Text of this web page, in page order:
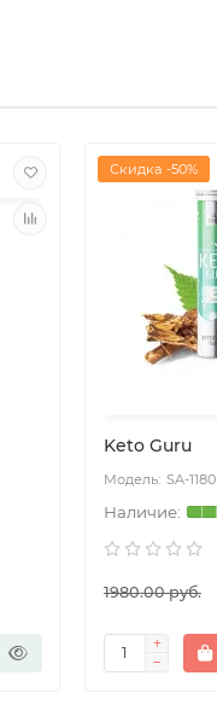
Скидка -50%
Keto Guru
SA-1180
1980.00 руб.